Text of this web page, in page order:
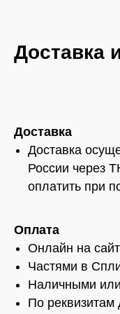
Доставка
Доставка
Доставка
России через
оплатить при
Оплата
Онлайн на
Частями в
Наличными
По